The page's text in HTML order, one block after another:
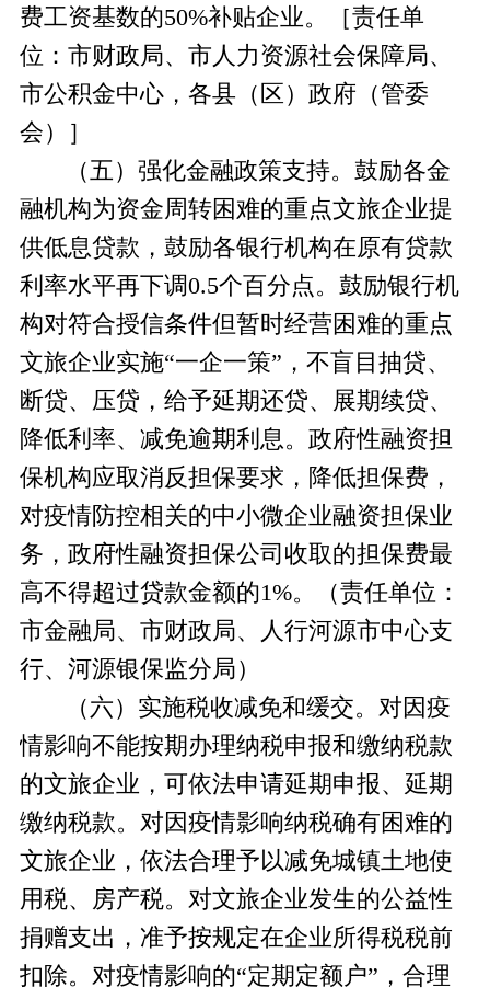
费工资基数的50%补贴企业。
［责任单
位：市财政局、市人力资源社会保障局、
市公积金中心，各县（区）政府（管委
会）］
（五）强化金融政策支持。 鼓励各金
融机构为资金周转困难的重点文旅企业提
供低息贷款，鼓励各银行机构在原有贷款
利率水平再下调0.5个百分点。 鼓励银行机
构对符合授信条件但暂时经营困难的重点
文旅企业实施“一企一策”，不盲目抽贷、
断贷、压贷，给予延期还贷、展期续贷、
降低利率、减免逾期利息。政府性融资担
保机构应取消反担保要求，降低担保费，
对疫情防控相关的中小微企业融资担保业
务，政府性融资担保公司收取的担保费最
高不得超过贷款金额的1%。
（责任单位：
市金融局、市财政局、人行河源市中心支
行、河源银保监分局）
（六）实施税收减免和缓交。 对因疫
情影响不能按期办理纳税申报和缴纳税款
的文旅企业，可依法申请延期申报、延期
缴纳税款。 对因疫情影响纳税确有困难的
文旅企业，依法合理予以减免城镇土地使
用税、房产税。对文旅企业发生的公益性
捐赠支出，准予按规定在企业所得税税前
扣除。对疫情影响的“定期定额户”，合理